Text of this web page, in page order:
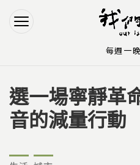
Jump to
Jump to
您在這裡
選一場寧靜革
音的減量行動
每週一